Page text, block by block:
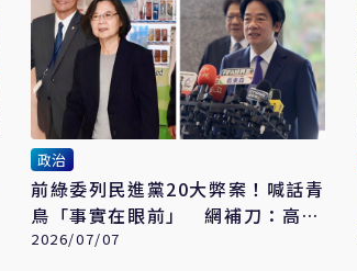
政治
前綠委列民進黨20大弊案！喊話青
鳥「事實在眼前」 網補刀：高達
50個國家隊
2026/07/07